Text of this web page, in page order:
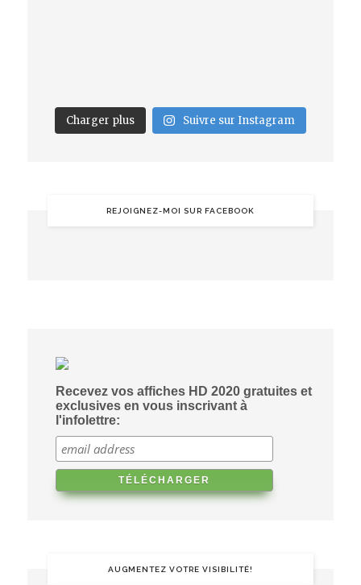
Charger plus Suivre sur Instagram
REJOIGNEZ-MOI SUR FACEBOOK
Recevez vos affiches HD 2020 gratuites et
exclusives en vous inscrivant à
l'infolettre:
AUGMENTEZ VOTRE VISIBILITÉ!